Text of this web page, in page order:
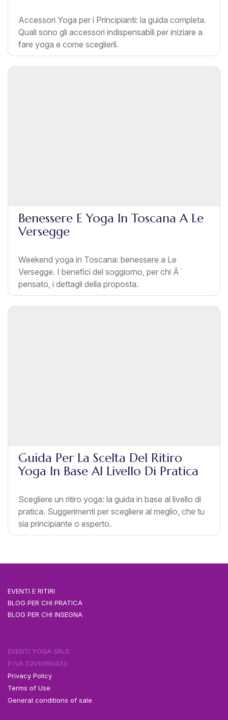
Accessori Yoga per i Principianti: la guida completa.
Quali sono gli accessori indispensabili per iniziare a
fare yoga e come sceglierli.
Benessere E Yoga In Toscana A Le
Versegge
Weekend yoga in Toscana: benessere a Le
Versegge. I benefici del soggiorno, per chi Ã¨
pensato, i dettagli della proposta.
Guida Per La Scelta Del Ritiro
Yoga In Base Al Livello Di Pratica
Scegliere un ritiro yoga: la guida in base al livello di
pratica. Suggerimenti per scegliere al meglio, che tu
sia principiante o esperto.
EVENTI E RITIRI
BLOG PER CHI PRATICA
BLOG PER CHI INSEGNA
EVENTI YOGA SRLS
P.IVA 02010190433
Privacy Policy
Terms of Use
General conditions of sale